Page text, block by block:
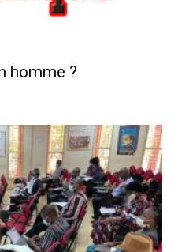
homme ?